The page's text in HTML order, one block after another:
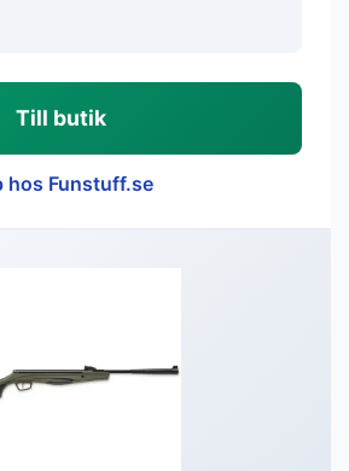
Till butik
hos Funstuff.se